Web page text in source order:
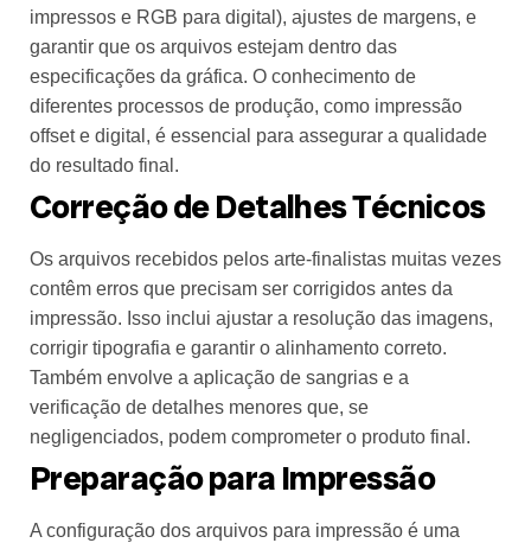
impressos e RGB para digital), ajustes de margens, e
garantir que os arquivos estejam dentro das
especificações da gráfica. O conhecimento de
diferentes processos de produção, como impressão
offset e digital, é essencial para assegurar a qualidade
do resultado final.
Correção de Detalhes Técnicos
Os arquivos recebidos pelos arte-finalistas muitas vezes
contêm erros que precisam ser corrigidos antes da
impressão. Isso inclui ajustar a resolução das imagens,
corrigir tipografia e garantir o alinhamento correto.
Também envolve a aplicação de sangrias e a
verificação de detalhes menores que, se
negligenciados, podem comprometer o produto final.
Preparação para Impressão
A configuração dos arquivos para impressão é uma